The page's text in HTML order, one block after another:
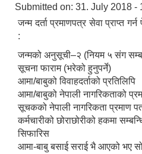
Submitted on: 31. July 2018 -
जन्म दर्ता प्रमाणपत्र सेवा प्राप्त
:
जन्मको अनुसूची–२ (नियम ५ संग
सूचना फाराम (भरेको हुनुपर्ने)
आमा/बाबुको विवाहदर्ताको प्रतिलिपि
आमा/बाबुको नेपाली नागरिकताको
सूचकको नेपाली नागरिकता प्रमाण
कर्मचारीको छोराछोरीको हकमा
सिफारिस
आमा-बाबु बसाई सराई भै आएको भए